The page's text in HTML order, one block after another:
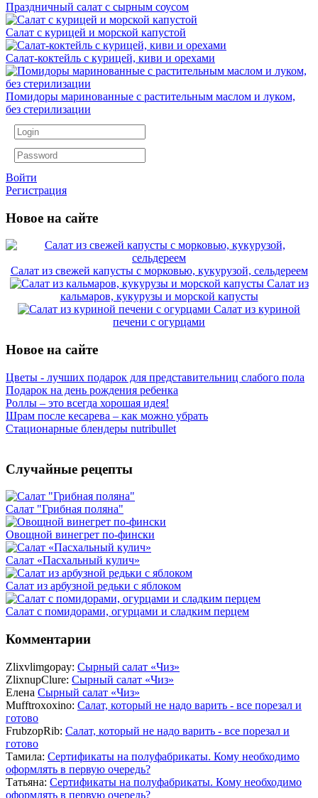
Праздничный салат с сырным соусом
Салат с курицей и морской капустой
Салат-коктейль с курицей, киви и орехами
Помидоры маринованные с растительным маслом и луком,
без стерилизации
Войти
Регистрация
Новое на сайте
Салат из свежей капусты с морковью, кукурузой, сельдереем
Салат из
кальмаров, кукурузы и морской капусты
Салат из куриной
печени с огурцами
Новое на сайте
Цветы - лучших подарок для представительниц слабого пола
Подарок на день рождения ребенка
Роллы – это всегда хорошая идея!
Шрам после кесарева – как можно убрать
Стационарные блендеры nutribullet
Случайные рецепты
Салат "Грибная поляна"
Овощной винегрет по-фински
Салат «Пасхальный кулич»
Салат из арбузной редьки с яблоком
Салат с помидорами, огурцами и сладким перцем
Комментарии
Zlixvlimgopay: Сырный салат «Чиз»
ZlixnupClure: Сырный салат «Чиз»
Елена Сырный салат «Чиз»
Mufftroxoxino: Салат, который не надо варить - все порезал и
готово
FrubzopRib: Салат, который не надо варить - все порезал и
готово
Тамила: Сертификаты на полуфабрикаты. Кому необходимо
оформлять в первую очередь?
Татьяна: Сертификаты на полуфабрикаты. Кому необходимо
оформлять в первую очередь?